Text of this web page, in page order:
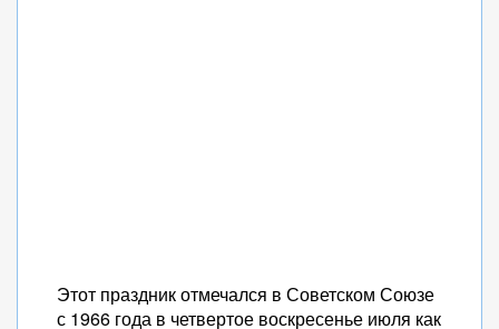
Этот праздник отмечался в Советском Союзе
с 1966 года в четвертое воскресенье июля как